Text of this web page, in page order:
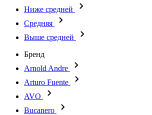
Ниже средней
Средняя
Выше средней
Бренд
Arnold Andre
Arturo Fuente
AVO
Bucanero